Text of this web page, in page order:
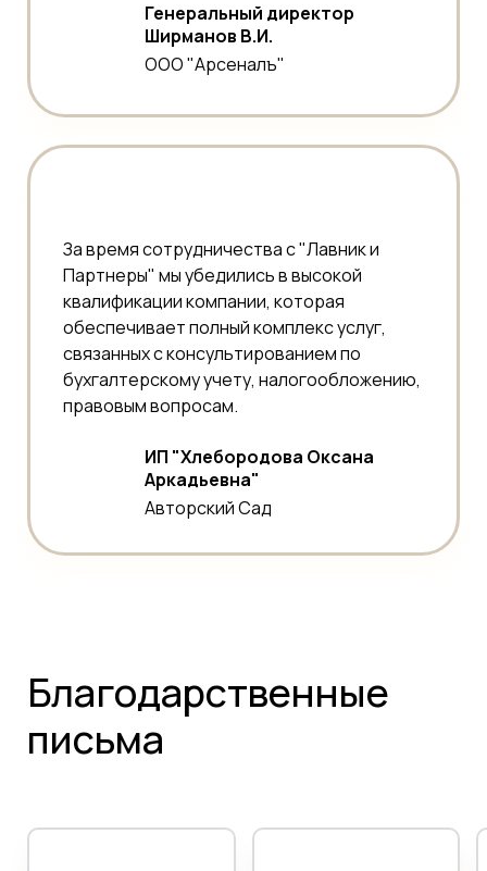
Генеральный директор
Ширманов В.И.
ООО "Арсеналъ"
За время сотрудничества с "Лавник и
Партнеры" мы убедились в высокой
квалификации компании, которая
обеспечивает полный комплекс услуг,
связанных с консультированием по
бухгалтерскому учету, налогообложению,
правовым вопросам.
ИП "Хлебородова Оксана
Аркадьевна"
Авторский Сад
Благодарственные
письма